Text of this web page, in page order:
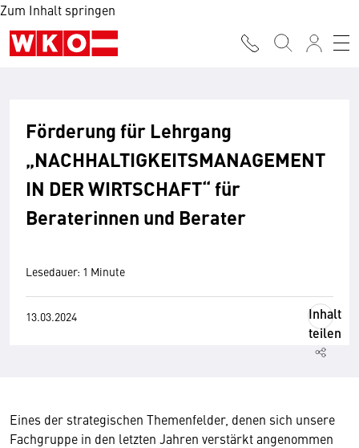
Zum Inhalt springen
Förderung für Lehrgang
„NACHHALTIGKEITSMANAGEMENT
IN DER WIRTSCHAFT“ für
Beraterinnen und Berater
Lesedauer: 1 Minute
13.03.2024
Inhalt
teilen
Eines der strategischen Themenfelder, denen sich unsere
Fachgruppe in den letzten Jahren verstärkt angenommen